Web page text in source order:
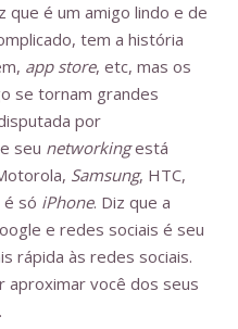
que é um amigo lindo e de
tem a história
app store, etc, mas os
se tornam grandes
por
seu networkingestá
Samsung, HTC,
só iPhone. Diz que a
e redes sociais é seu
rápida às redes sociais.
você dos seus